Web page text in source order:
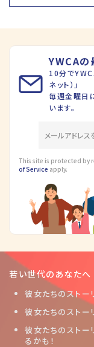
YWCAの
10分で
ネット）」
毎週金曜日
います。
This site is protected by
of Service apply.
若い世代のあなたへ
彼女たちのストー
彼女たちのスト
彼女たちのスト
るかも！